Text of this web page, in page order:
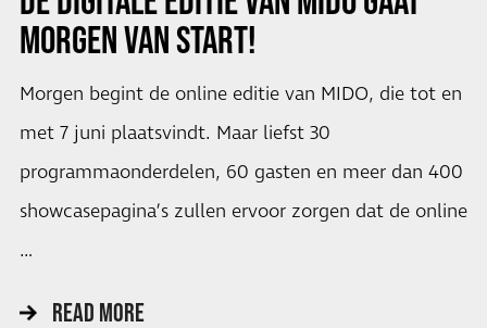
MORGEN VAN START!
Morgen begint de online editie van MIDO, die tot en
met 7 juni plaatsvindt. Maar liefst 30
programmaonderdelen, 60 gasten en meer dan 400
showcasepagina’s zullen ervoor zorgen dat de online
…
READ MORE